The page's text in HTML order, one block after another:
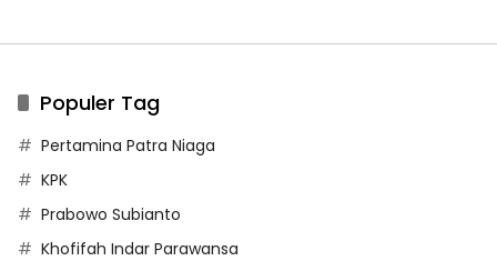
Populer Tag
Pertamina Patra Niaga
KPK
Prabowo Subianto
Khofifah Indar Parawansa